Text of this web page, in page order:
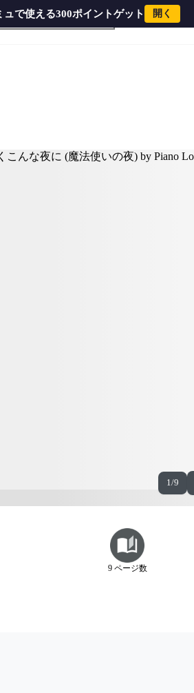
で使える300ポイントゲット 開く
1/9
9 ページ数